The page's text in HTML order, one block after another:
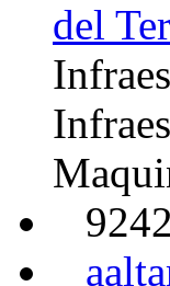
del